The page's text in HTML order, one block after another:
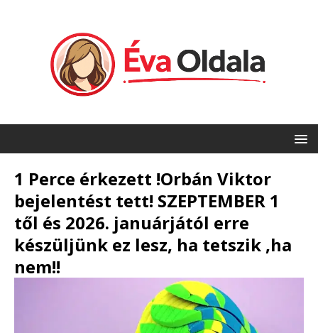
1 Perce érkezett !Orbán Viktor
bejelentést tett! SZEPTEMBER 1
től és 2026. januárjától erre
készüljünk ez lesz, ha tetszik ,ha
nem!!